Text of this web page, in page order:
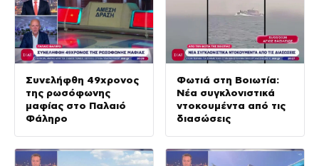
Συνελήφθη 49χρονος
της ρωσόφωνης
μαφίας στο Παλαιό
Φάληρο
Φωτιά στη Βοιωτία:
Νέα συγκλονιστικά
ντοκουμέντα από τις
διασώσεις